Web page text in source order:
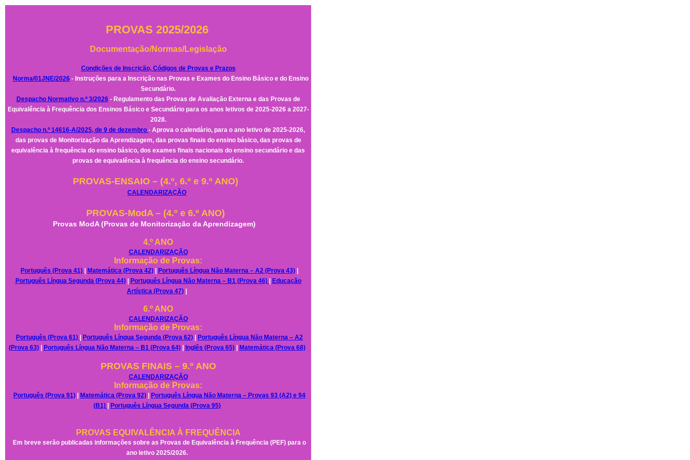
PROVAS 2025/2026
Documentação/Normas/Legislação
Condições de Inscrição, Códigos de Provas e Prazos
Norma/01JNE/2026 - Instruções para a Inscrição nas Provas e Exames do Ensino Básico e do Ensino
Secundário.
Despacho Normativo n.º 3/2026- Regulamento das Provas de Avaliação Externa e das Provas de
Equivalência à Frequência dos Ensinos Básico e Secundário para os anos letivos de 2025-2026 a 2027-
2028.
Despacho n.º 14616-A/2025, de 9 de dezembro - Aprova o calendário, para o ano letivo de 2025-2026,
das provas de Monitorização da Aprendizagem, das provas finais do ensino básico, das provas de
equivalência à frequência do ensino básico, dos exames finais nacionais do ensino secundário e das
provas de equivalência à frequência do ensino secundário.
PROVAS-ENSAIO – (4.º, 6.º e 9.º ANO)
CALENDARIZAÇÃO
PROVAS-ModA – (4.º e 6.º ANO)
Provas ModA (Provas de Monitorização da Aprendizagem)
4.º ANO
CALENDARIZAÇÃO
Informação de Provas:
Português (Prova 41) Matemática (Prova 42) Português Língua Não Materna – A2 (Prova 43)
Português Língua Segunda (Prova 44)| Português Língua Não Materna – B1 (Prova 46)
Educação
Artística (Prova 47)
6.º ANO
CALENDARIZAÇÃO
Informação de Provas:
Português (Prova 61) Português Língua Segunda (Prova 62)
Português Língua Não Materna – A2
(Prova 63)| Português Língua Não Materna – B1 (Prova 64)| Inglês (Prova 65)| Matemática (Prova 68)
PROVAS FINAIS – 9.º ANO
CALENDARIZAÇÃO
Informação de Provas:
Português (Prova 91) Matemática (Prova 92)
Português Língua Não Materna – Provas 93 (A2) e 94
(B1)
Português Língua Segunda (Prova 95)
PROVAS EQUIVALÊNCIA À FREQUÊNCIA
Em breve serão publicadas informações sobre as Provas de Equivalência à Frequência (PEF) para o
ano letivo 2025/2026.